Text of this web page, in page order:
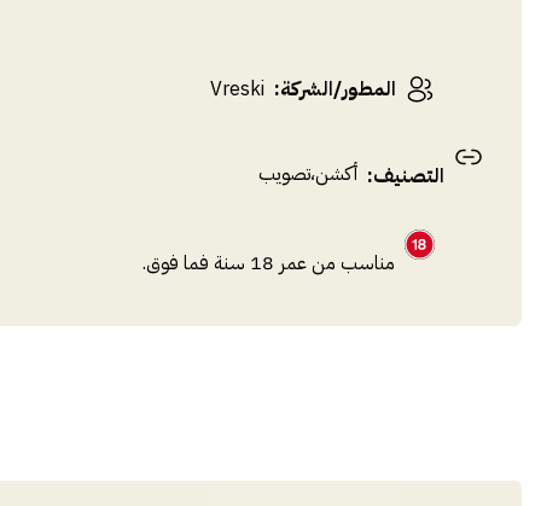
المطور/الشركة:
Vreski
التصنيف: أكشن،تصويب
مناسب من عمر 18 سنة فما فوق.